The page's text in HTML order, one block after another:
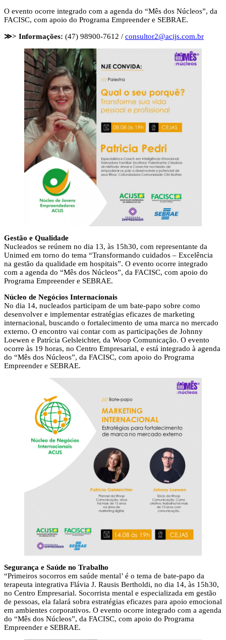
O evento ocorre integrado com a agenda do “Mês dos Núcleos”, da
FACISC, com apoio do Programa Empreender e SEBRAE.
≫> Informações: (47) 98900-7612 / consultor2@acijs.com.br
Gestão e Qualidade
Nucleados se reúnem no dia 13, às 15h30, com representante da
Unimed em torno do tema “Transformando cuidados – Excelência
na gestão da qualidade em hospitais”. O evento ocorre integrado
com a agenda do “Mês dos Núcleos”, da FACISC, com apoio do
Programa Empreender e SEBRAE.
Núcleo de Negócios Internacionais
No dia 14, nucleados participam de um bate-papo sobre como
desenvolver e implementar estratégias eficazes de marketing
internacional, buscando o fortalecimento de uma marca no mercado
externo. O encontro vai contar com as participações de Johnny
Loewen e Patrícia Gelsleichter, da Woop Comunicação. O evento
ocorre às 19 horas, no Centro Empresarial, e está integrado à agenda
do “Mês dos Núcleos”, da FACISC, com apoio do Programa
Empreender e SEBRAE.
Segurança e Saúde no Trabalho
“Primeiros socorros em saúde mental’ é o tema de bate-papo da
terapeuta integrativa Flávia J. Rausis Bertholdi, no dia 14, às 15h30,
no Centro Empresarial. Socorrista mental e especializada em gestão
de pessoas, ela falará sobra estratégias eficazes para apoio emocional
em ambientes corporativos. O evento ocorre integrado com a agenda
do “Mês dos Núcleos”, da FACISC, com apoio do Programa
Empreender e SEBRAE.